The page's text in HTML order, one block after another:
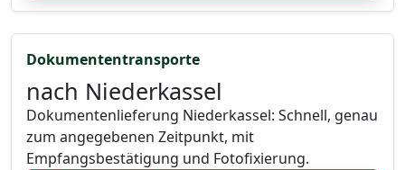
Dokumententransporte
nach Niederkassel
Dokumentenlieferung Niederkassel: Schnell, genau
zum angegebenen Zeitpunkt, mit
Empfangsbestätigung und Fotofixierung.